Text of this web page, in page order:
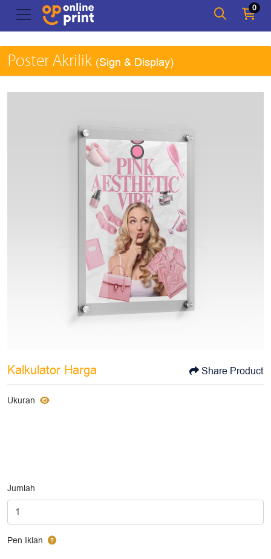
0
Poster Akrilik (Sign & Display)
Kalkulator Harga Share Product
Ukuran
Jumlah
Pen Iklan